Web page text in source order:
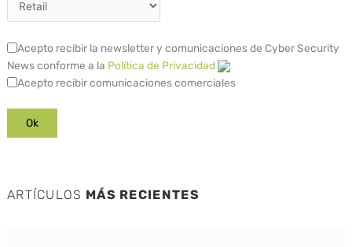
Acepto recibir la newsletter y comunicaciones de Cyber Security
News conforme a la Política de Privacidad
Acepto recibir comunicaciones comerciales
ARTÍCULOS MÁS RECIENTES